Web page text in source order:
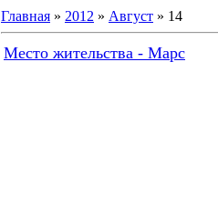
Главная » 2012 » Август » 14
Место жительства - Марс